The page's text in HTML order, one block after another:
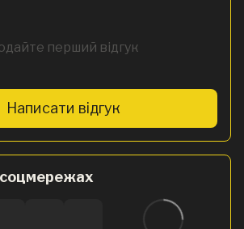
перший відгук
Написати відгук